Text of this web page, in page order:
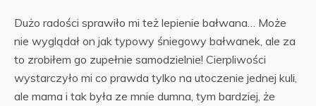
Dużo radości sprawiło mi też lepienie bałwana… Może
nie wyglądał on jak typowy śniegowy bałwanek, ale za
to zrobiłem go zupełnie samodzielnie! Cierpliwości
wystarczyło mi co prawda tylko na utoczenie jednej kuli,
ale mama i tak była ze mnie dumna, tym bardziej, że